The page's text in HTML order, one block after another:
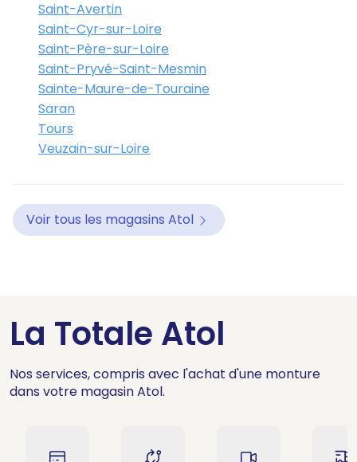
Saint-Avertin
Saint-Cyr-sur-Loire
Saint-Père-sur-Loire
Saint-Pryvé-Saint-Mesmin
Sainte-Maure-de-Touraine
Saran
Tours
Veuzain-sur-Loire
Voir tous les magasins Atol
La Totale Atol
Nos services, compris avec l'achat d'une monture
dans votre magasin Atol.